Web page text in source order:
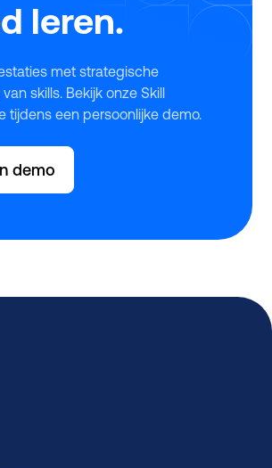
leren.
met strategische
skills. Bekijk onze Skill
tijdens een persoonlijke demo.
demo